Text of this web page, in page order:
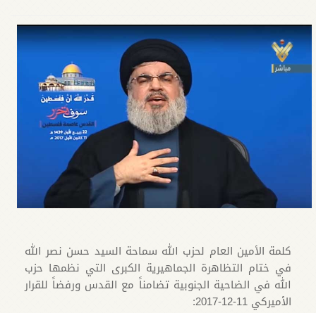
كلمة الأمين العام لحزب الله سماحة السيد حسن نصر الله
في ختام التظاهرة الجماهيرية الكبرى التي نظمها حزب
الله في الضاحية الجنوبية تضامناً مع القدس ورفضاً للقرار
الأميركي 11-12-2017: